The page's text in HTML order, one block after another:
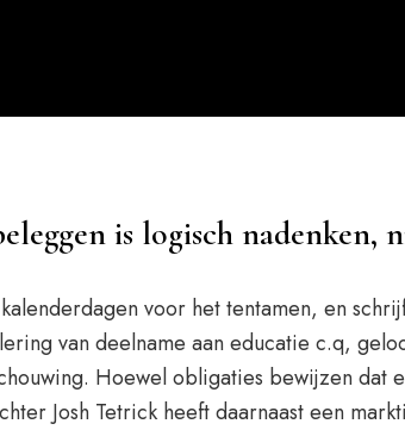
is logisch nadenken,
voor het tentamen, en
van deelname aan educatie c.q,
Hoewel obligaties bewijzen
Josh Tetrick heeft daarnaast een